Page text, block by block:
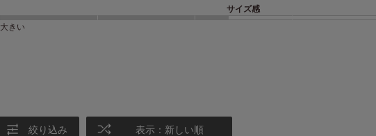
サイズ感
大きい
絞り込み 表示：新しい順